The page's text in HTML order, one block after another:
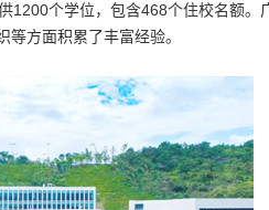
1200个学位，包含468个住校名额。
方面积累了丰富经验。